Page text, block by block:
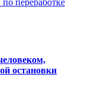
остановки